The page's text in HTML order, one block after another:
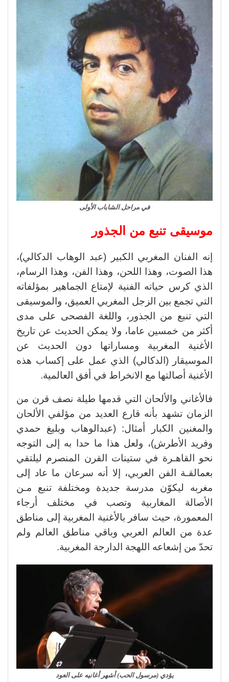
في مراحل الشاباب الأولى
موسيقى تنبع من الجذور
إنه الفنان المغربي الكبير (عبد الوهاب الدكالي)،
هذا الصوت، وهذا اللحن، وهذا الفن، وهذا الرسام،
الذي كرس حياته الفنية لإمتاع الجماهير بمؤلفاته
التي تجمع بين الزجل المغربي العميق، والموسيقى
التي تنبع من الجذور، واللغة الفصحى على مدى
أكثر من خمسين عاما، ولا يمكن الحديث عن تاريخ
الأغنية المغربية ومساراتها دون الحديث عن
الموسيقار (الدكالي) الذي عمل على إكساب هذه
الأغنية أصالتها مع الانخراط في أفق العالمية.
فالأغاني والألحان التي قدمها طيلة نصف قرن من
الزمان تشهد بأنه قارع العديد من مؤلفي الألحان
والمغنين الكبار أمثال: (عبدالوهاب وبليغ حمدي
وفريد الأطرش)، ولعل هذا ما حدا به إلى التوجه
نحو القاهـرة في ستينات القرن المنصرم ليلتقي
بعمالقـة الفن العربي، إلا أنه سرعان ما عاد إلى
مغربه ليكوّن مدرسة جديدة ومختلفة تنبع مـن
الأصالة المغاربية وتصب في مختلف أرجاء
المعمورة، حيث سافر بالأغنية المغربية إلى مناطق
عدة من العالم العربي وباقي مناطق العالم ولم
تحدّ من إشعاعه اللهجة الدارجة المغربية.
يؤدي (مرسول الحب) أشهر أغانيه على العود